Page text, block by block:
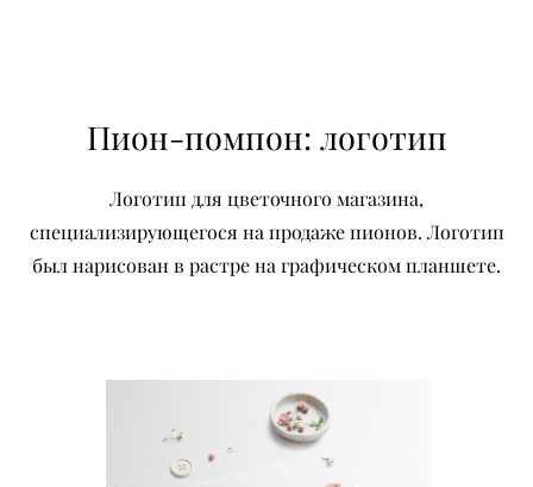
Пион-помпон: логотип
Логотип для цветочного магазина,
специализирующегося на продаже пионов. Логотип
был нарисован в растре на графическом планшете.